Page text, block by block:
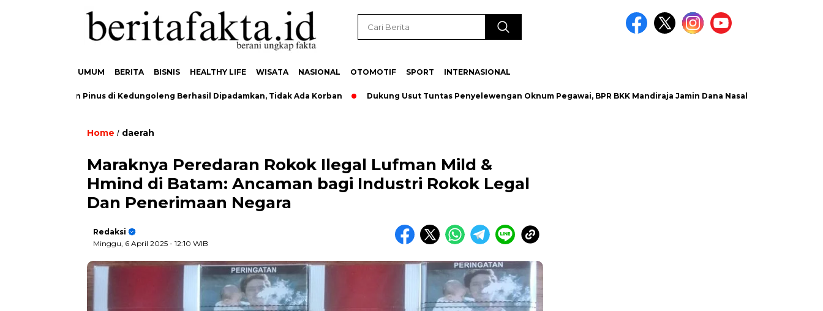
UMUM BERITA BISNIS HEALTHY LIFE WISATA NASIONAL OTOMOTIF SPORT INTERNASIONAL
Hutan Pinus di Kedungoleng Berhasil Dipadamkan, Tidak Ada Korban Dukung Usut Tuntas Penyelewengan Oknum Pegawai, BPR BKK Mandiraja Jamin Dana Nasabah Aman
Home / daerah
Maraknya Peredaran Rokok Ilegal Lufman Mild &
Hmind di Batam: Ancaman bagi Industri Rokok Legal
Dan Penerimaan Negara
Redaksi
Minggu, 6 April 2025 - 12:10 WIB